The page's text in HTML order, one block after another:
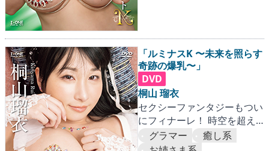
「ルミナスK 〜未来を照らす
奇跡の爆乳〜」
DVD
桐山 瑠衣
セクシーファンタジーもつい
にフィナーレ！ 時空を超え
たKカップバストが大変なこ
とに！！
グラマー
癒し系